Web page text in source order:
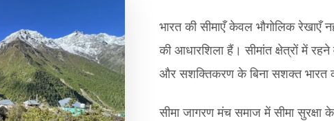
भारत की सीमाएँ केवल भौगोलिक रेखाएँ
की आधारशिला हैं। सीमांत क्षेत्रों में
और सशक्तिकरण के बिना सशक्त भारत
सीमा जागरण मंच समाज में सीमा सुरक्षा